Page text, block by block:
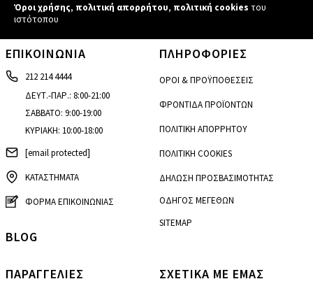
Όροι χρήσης, πολιτική απορρήτου, πολιτική cookies του
ιστότοπου
ΕΠΙΚΟΙΝΩΝΙΑ
212 214 4444
ΔΕΥΤ.-ΠΑΡ.: 8:00-21:00
ΣΑΒΒΑΤΟ: 9:00-19:00
ΚΥΡΙΑΚΗ: 10:00-18:00
[email protected]
ΚΑΤΑΣΤΗΜΑΤΑ
ΦΟΡΜΑ ΕΠΙΚΟΙΝΩΝΙΑΣ
ΠΑΡΑΓΓΕΛΙΕΣ
ΠΛΗΡΟΦΟΡΙΕΣ
ΟΡΟΙ & ΠΡΟΫΠΟΘΕΣΕΙΣ
ΦΡΟΝΤΙΔΑ ΠΡΟΪΟΝΤΩΝ
ΠΟΛΙΤΙΚΗ ΑΠΟΡΡΗΤΟΥ
ΠΟΛΙΤΙΚΗ COOKIES
ΔΗΛΩΣΗ ΠΡΟΣΒΑΣΙΜΟΤΗΤΑΣ
ΟΔΗΓΟΣ ΜΕΓΕΘΩΝ
SITEMAP
ΣΧΕΤΙΚΑ ΜΕ ΕΜΑΣ
BLOG